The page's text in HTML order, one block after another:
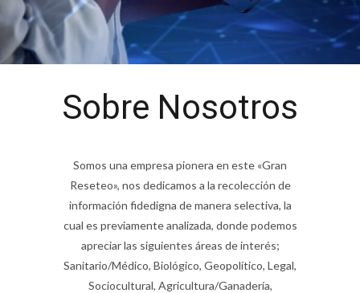
Sobre Nosotros
Somos una empresa pionera en este «Gran
Reseteo», nos dedicamos a la recolección de
información fidedigna de manera selectiva, la
cual es previamente analizada, donde podemos
apreciar las siguientes áreas de interés;
Sanitario/Médico, Biológico, Geopolítico, Legal,
Sociocultural, Agricultura/Ganadería,